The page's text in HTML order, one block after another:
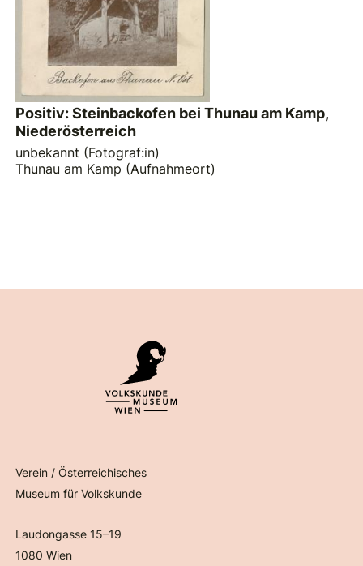
Positiv: Steinbackofen bei Thunau am Kamp,
Niederösterreich
unbekannt (Fotograf:in)
Thunau am Kamp (Aufnahmeort)
Verein / Österreichisches
Museum für Volkskunde
Laudongasse 15–19
1080 Wien